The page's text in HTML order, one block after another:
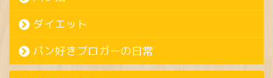
ダイエット
パン好きブロガーの日常